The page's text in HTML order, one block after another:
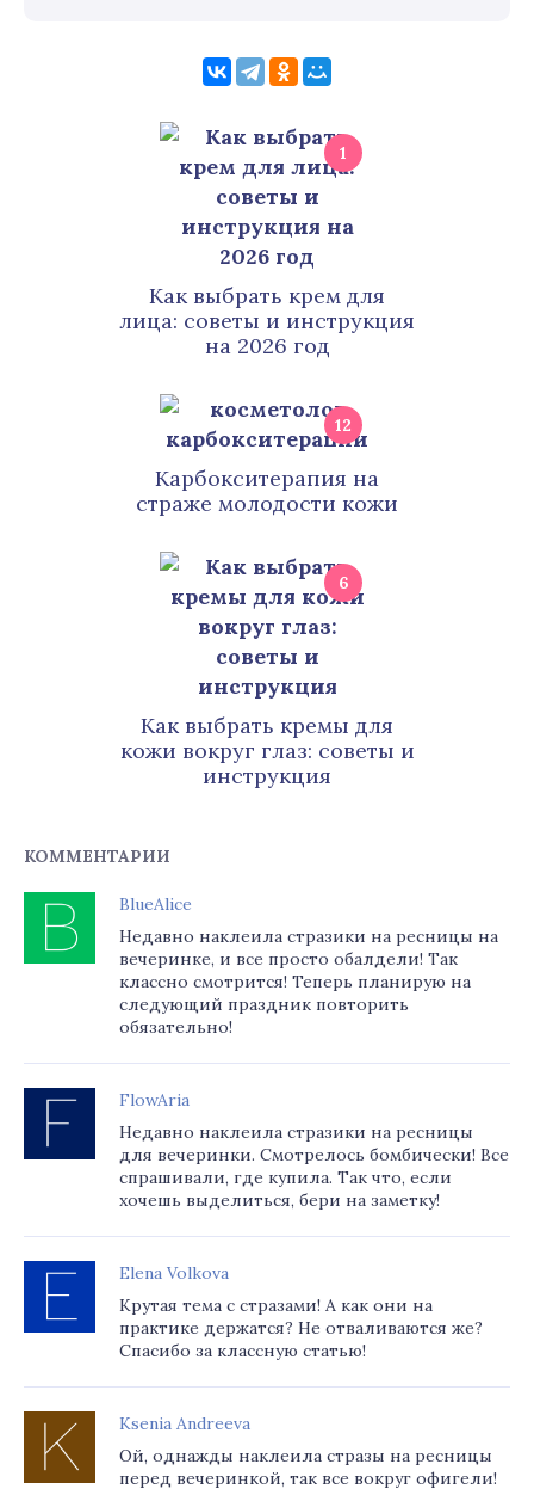
1
Как выбрать крем для
лица: советы и инструкция
на 2026 год
12
Карбокситерапия на
страже молодости кожи
6
Как выбрать кремы для
кожи вокруг глаз: советы и
инструкция
КОММЕНТАРИИ
BlueAlice
Недавно наклеила стразики на ресницы на
вечеринке, и все просто обалдели! Так
классно смотрится! Теперь планирую на
следующий праздник повторить
обязательно!
FlowAria
Недавно наклеила стразики на ресницы
для вечеринки. Смотрелось бомбически! Все
спрашивали, где купила. Так что, если
хочешь выделиться, бери на заметку!
Elena Volkova
Крутая тема с стразами! А как они на
практике держатся? Не отваливаются же?
Спасибо за классную статью!
Ksenia Andreeva
Ой, однажды наклеила стразы на ресницы
перед вечеринкой, так все вокруг офигели!